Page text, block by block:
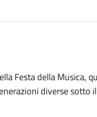
Festa della Musica,
diverse sotto